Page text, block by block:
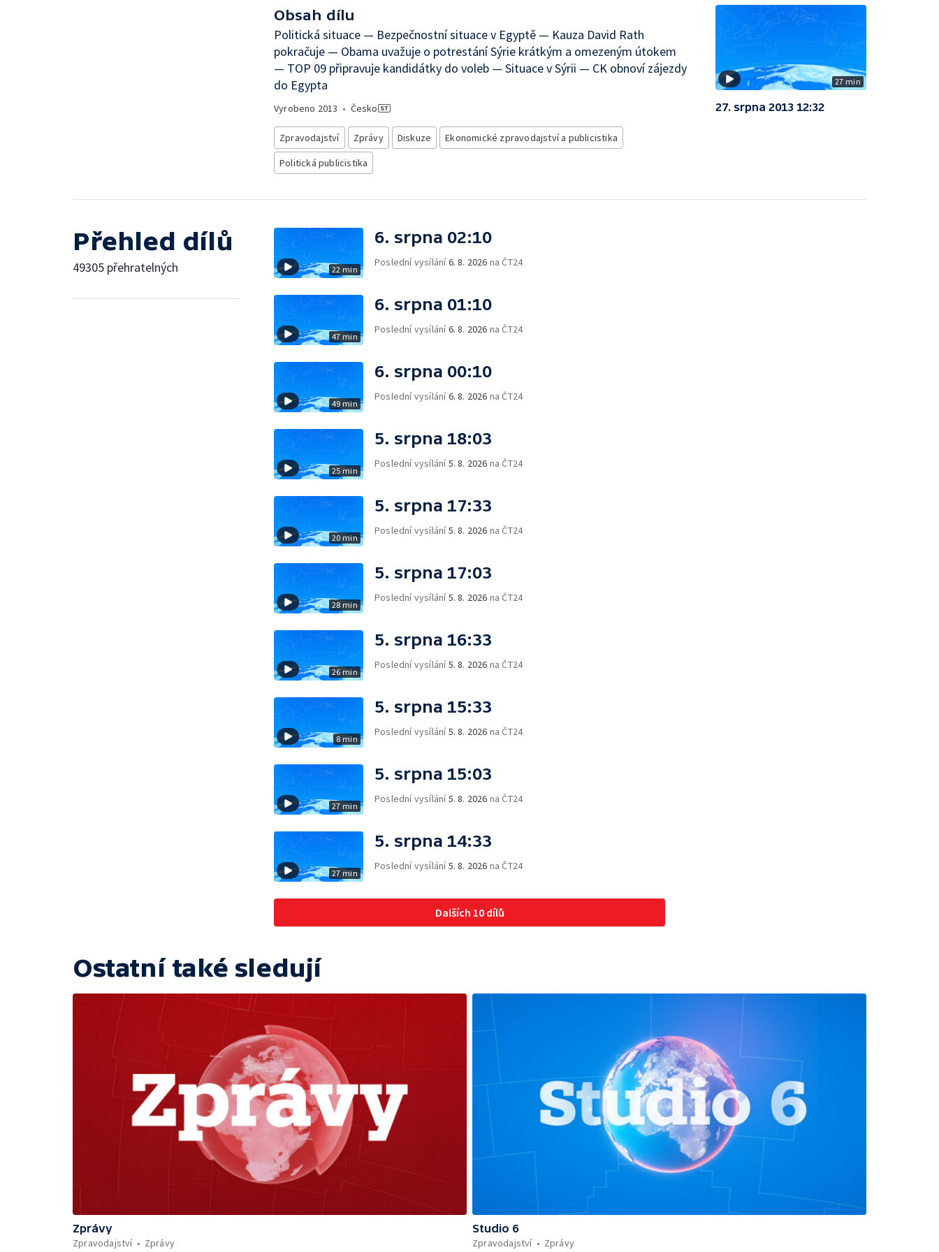
Obsah dílu
Politická situace — Bezpečnostní situace v Egyptě — Kauza David Rath
pokračuje — Obama uvažuje o potrestání Sýrie krátkým a omezeným útokem
— TOP 09 připravuje kandidátky do voleb — Situace v Sýrii — CK obnoví zájezdy
do Egypta
Vyrobeno 2013 • Česko
Zpravodajství Zprávy Diskuze
Ekonomické zpravodajství a publicistika
Politická publicistika
27 min
27. srpna 2013 12:32
Přehled dílů
49305 přehratelných 22 min
6. srpna 02:10
Poslední vysílání6. 8. 2026 na ČT24
47 min
6. srpna 01:10
Poslední vysílání6. 8. 2026 na ČT24
49 min
6. srpna 00:10
Poslední vysílání6. 8. 2026 na ČT24
25 min
5. srpna 18:03
Poslední vysílání5. 8. 2026 na ČT24
20 min
5. srpna 17:33
Poslední vysílání5. 8. 2026 na ČT24
28 min
5. srpna 17:03
Poslední vysílání5. 8. 2026 na ČT24
26 min
5. srpna 16:33
Poslední vysílání5. 8. 2026 na ČT24
8 min
5. srpna 15:33
Poslední vysílání5. 8. 2026 na ČT24
27 min
5. srpna 15:03
Poslední vysílání5. 8. 2026 na ČT24
27 min
5. srpna 14:33
Poslední vysílání5. 8. 2026 na ČT24
Dalších 10 dílů
Ostatní také sledují
Zprávy
Zpravodajství
Zprávy
Studio 6
Zpravodajství
Zprávy